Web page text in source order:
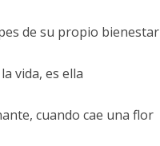
de su propio bienestar
vida, es ella
cuando cae una flor